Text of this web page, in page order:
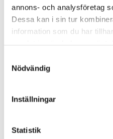
annons- och analysföretag
Dessa kan i sin tur
information som du har
Nödvändig
Inställningar
Statistik
Våra nyhetskanaler
Tidningen Konsulten
Öppet brev till
Framtidsutsikter i